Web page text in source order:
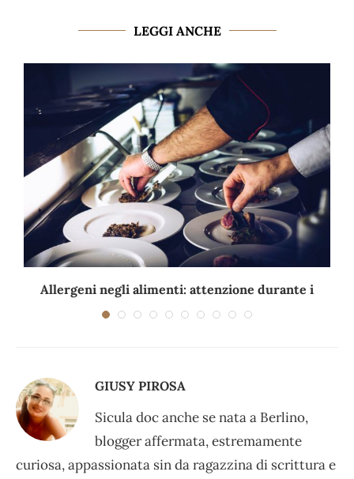
LEGGI ANCHE
Allergeni negli alimenti: attenzione durante i
viaggi e...
GIUSY PIROSA
Sicula doc anche se nata a Berlino,
blogger affermata, estremamente
curiosa, appassionata sin da ragazzina di scrittura e